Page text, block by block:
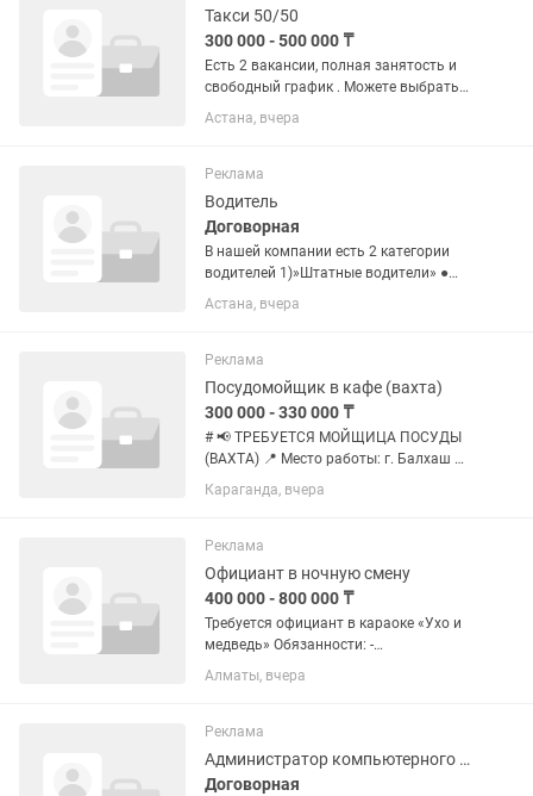
Такси 50/50
300 000 - 500 000 ₸
Есть 2 вакансии, полная занятость и
свободный график . Можете выбрать
для себя удобное время работы(
дневное или ночное) Сколько
Тех обслуживание за счет компании....
Астана, вчера
Реклама
Водитель
Договорная
В нашей компании есть 2 категории
водителей 1)»Штатные водители» ●
График у штатного водителя 6/1
выходной выбирают сами в какой день
Заменяющие водители это в...
Астана, вчера
Реклама
Посудомойщик в кафе (вахта)
300 000 - 330 000 ₸
# 📢 ТРЕБУЕТСЯ МОЙЩИЦА ПОСУДЫ
(ВАХТА) 📍 Место работы: г. Балхаш 💰
Заработная плата: 300 000 тг за 30
дней 🕒 График работы: • 13-часовая
Караганда, вчера
Реклама
Официант в ночную смену
400 000 - 800 000 ₸
Требуется официант в караоке «Ухо и
медведь» Обязанности: -
Обслуживание гостей - Принятие и
выполнение заказов - Поддержание
кассовым аппаратом и расчет с...
Алматы, вчера
Реклама
Администратор компьютерного клуба
Договорная